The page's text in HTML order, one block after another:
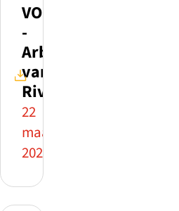
VOION
-
Arbeidsmarktcijfers
van
Rivierenland
22
maart
2026